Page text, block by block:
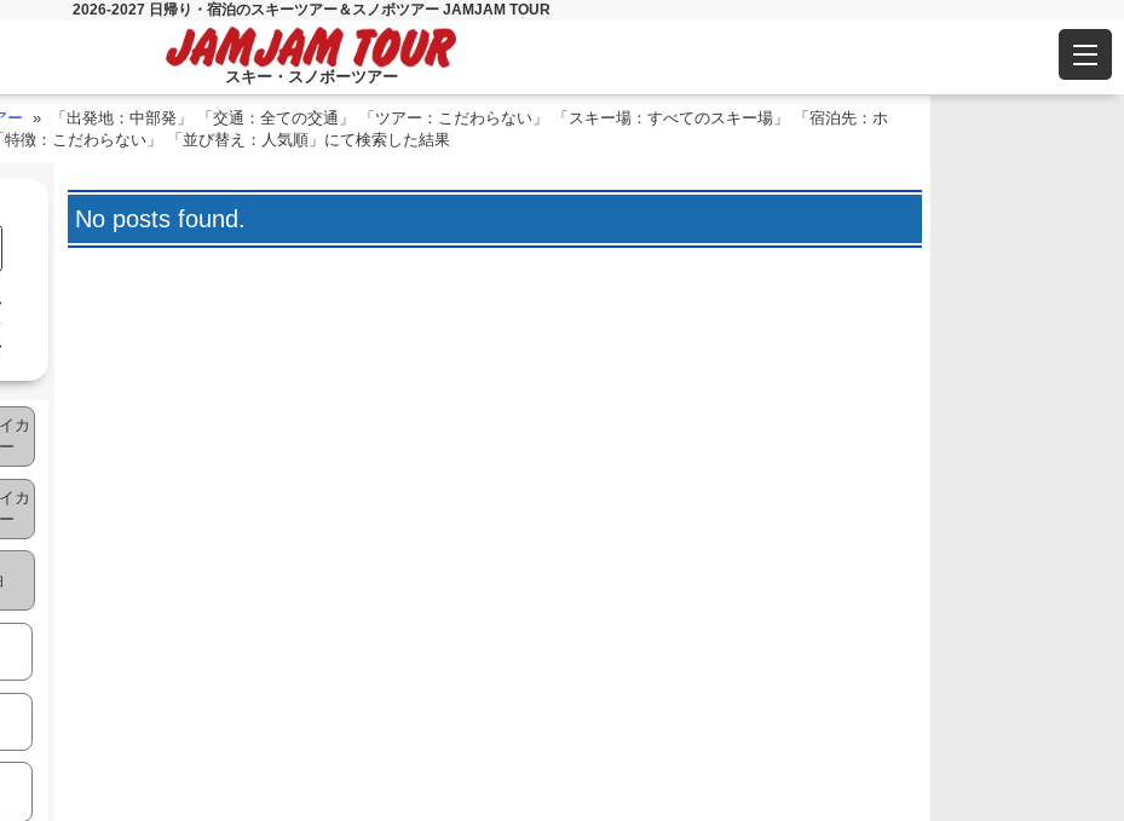
2026-2027 日帰り・宿泊のスキーツアー＆スノボツアー JAMJAM TOUR
スキー・スノボーツアー
ー
「出発地：中部発」 「交通：全ての交通」 「ツアー：こだわらない」 「スキー場：すべてのスキー場」 「宿泊先：ホ
徴：こだわらない」 「並び替え：人気順」にて検索した結果
No posts found.
カ
ー
カ
ー